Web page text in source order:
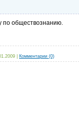
по обществознанию.
Комментарии (0)